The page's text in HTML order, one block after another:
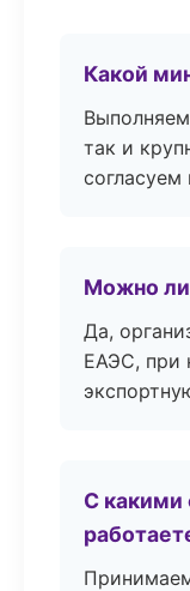
Какой
так и
согласуем
Можно ли
Да,
ЕАЭС, при
С
Принимаем